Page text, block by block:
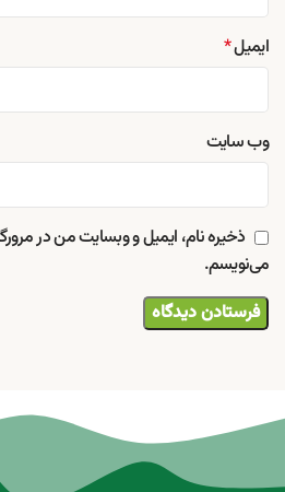
ایمیل*
وب‌ سایت
ذخیره نام، ایمیل و وبسایت من در
می‌نویسم.